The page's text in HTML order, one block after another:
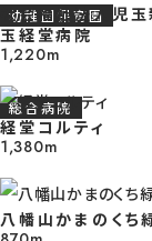
幼稚園保育園
総合病院
社会福祉法人児
玉経堂病院
1,220m
経堂コルティ
1,380m
八幡山かまのくち
【現地写真】 この物
後は洗濯や気分転換
外空
【現地写真】 完成に